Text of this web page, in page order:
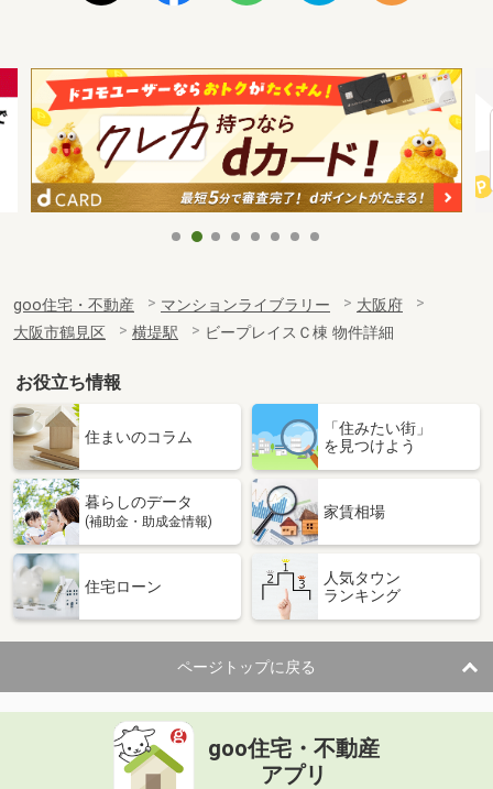
goo住宅・不動産 マンションライブラリー
大阪府
大阪市鶴見区
横堤駅 ビープレイスＣ棟 物件詳細
お役立ち情報
住まいのコラム
「住みたい街」
を見つけよう
暮らしのデータ
(補助金・助成金情報)
家賃相場
住宅ローン
人気タウン
ランキング
ページトップに戻る
goo住宅・不動産
アプリ